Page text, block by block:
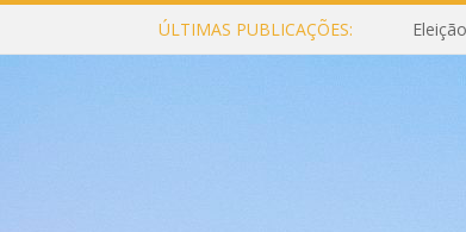
ÚLTIMAS PUBLICAÇÕES: